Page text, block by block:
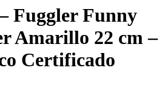
Fuggler Funny
Amarillo 22 cm –
Certificado